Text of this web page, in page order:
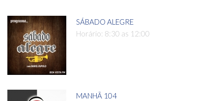
SÁBADO ALEGRE
Horário: 8:30 as 12:00
MANHÃ 104